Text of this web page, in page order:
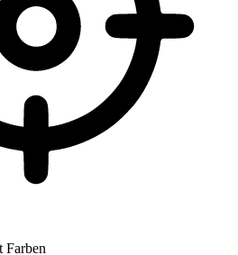
Farben